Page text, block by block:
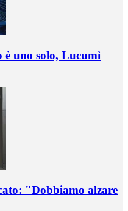
è uno solo, Lucumì
"Dobbiamo alzare